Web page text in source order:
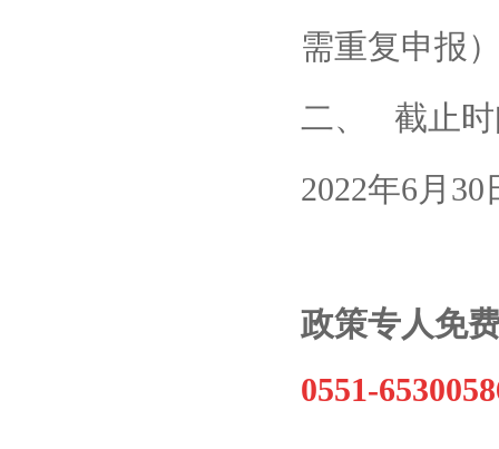
需重复申报
二、 截止时
2022年6月30
政策专人免
0551-